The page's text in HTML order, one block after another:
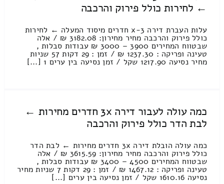
← לחירות כולל פירוק והרכבה
עלות העברת דירה 3-x חדרים מיסוד המעלה ← לחירות
כולל פירוק והרכבה מחיר מחירון: 3182.08 ₪ / אלה
שבטווח המחירים 3900 – 3000 ₪ עבודות סבלות ,
טעינה ופריקה : 1237.30 ₪ / זמן : 29 דקות 57 שניות
מחיר נסיעה 1217.90 שקל / זמן נסיעה בין ערים 1 [...]
כמה עולה לעבור דירה 3x חדרים מחירות ←
לבת הדר כולל פירוק והרכבה
כמה עולה הובלת דירה 3x חדרים מחירות ← לבת הדר
כולל פירוק והרכבה מחיר מחירון: 3615.59 ₪ / אלה
שבטווח המחירים 4500 – 3400 ₪ עבודות סבלות ,
טעינה ופריקה : 1467.12 ₪ / זמן : 29 דקות 7 שניות מחיר
נסיעה 1610.16 שקל / זמן נסיעה בין ערים [...]